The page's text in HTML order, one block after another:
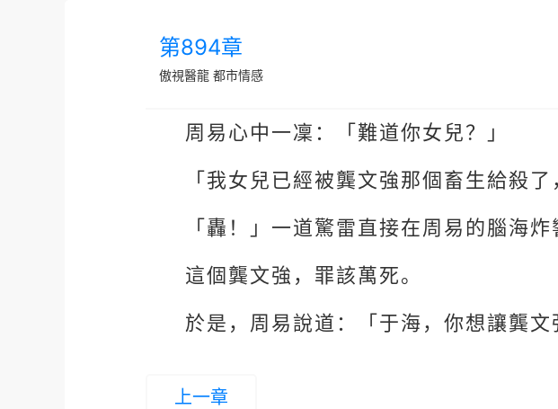
第894章
傲視醫龍 都市情感
周易心中一凜：「難道你女兒？」
「我女兒已經被龔文強那個畜生給殺
「轟！」一道驚雷直接在周易的腦海炸
這個龔文強，罪該萬死。
於是，周易說道：「于海，你想讓龔文
上一章